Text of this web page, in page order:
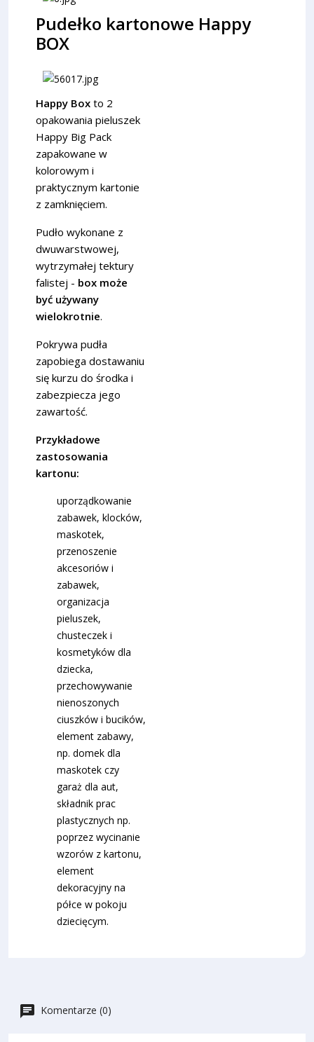
Pudełko kartonowe Happy
BOX
Happy Box to 2
opakowania pieluszek
Happy Big Pack
zapakowane w
kolorowym i
praktycznym kartonie
z zamknięciem.
Pudło wykonane z
dwuwarstwowej,
wytrzymałej tektury
falistej - box może
być używany
wielokrotnie.
Pokrywa pudła
zapobiega dostawaniu
się kurzu do środka i
zabezpiecza jego
zawartość.
Przykładowe
zastosowania
kartonu:
uporządkowanie
zabawek, klocków,
maskotek,
przenoszenie
akcesoriów i
zabawek,
organizacja
pieluszek,
chusteczek i
kosmetyków dla
dziecka,
przechowywanie
nienoszonych
ciuszków i bucików,
element zabawy,
np. domek dla
maskotek czy
garaż dla aut,
składnik prac
plastycznych np.
poprzez wycinanie
wzorów z kartonu,
element
dekoracyjny na
półce w pokoju
dziecięcym.
Komentarze (0)